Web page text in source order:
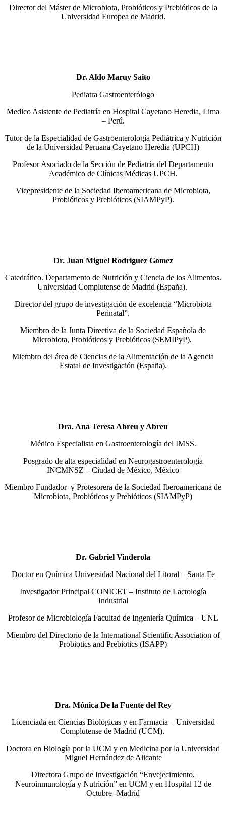
Director del Máster de Microbiota, Probióticos y Prebióticos de la
Universidad Europea de Madrid.
Dr. Aldo Maruy Saito
Pediatra Gastroenterólogo
Medico Asistente de Pediatría en Hospital Cayetano Heredia, Lima
– Perú.
Tutor de la Especialidad de Gastroenterología Pediátrica y Nutrición
de la Universidad Peruana Cayetano Heredia (UPCH)
Profesor Asociado de la Sección de Pediatría del Departamento
Académico de Clínicas Médicas UPCH.
Vicepresidente de la Sociedad Iberoamericana de Microbiota,
Probióticos y Prebióticos (SIAMPyP).
Dr. Juan Miguel Rodriguez Gomez
Catedrático. Departamento de Nutrición y Ciencia de los Alimentos.
Universidad Complutense de Madrid (España).
Director del grupo de investigación de excelencia “Microbiota
Perinatal”.
Miembro de la Junta Directiva de la Sociedad Española de
Microbiota, Probióticos y Prebióticos (SEMIPyP).
Miembro del área de Ciencias de la Alimentación de la Agencia
Estatal de Investigación (España).
Dra. Ana Teresa Abreu y Abreu
Médico Especialista en Gastroenterología del IMSS.
Posgrado de alta especialidad en Neurogastroenterología
INCMNSZ – Ciudad de México, México
Miembro Fundador y Protesorera de la Sociedad Iberoamericana de
Microbiota, Probióticos y Prebióticos (SIAMPyP)
Dr. Gabriel Vinderola
Doctor en Química Universidad Nacional del Litoral – Santa Fe
Investigador Principal CONICET – Instituto de Lactología
Industrial
Profesor de Microbiología Facultad de Ingeniería Química – UNL
Miembro del Directorio de la International Scientific Association of
Probiotics and Prebiotics (ISAPP)
Dra. Mónica De la Fuente del Rey
Licenciada en Ciencias Biológicas y en Farmacia – Universidad
Complutense de Madrid (UCM).
Doctora en Biología por la UCM y en Medicina por la Universidad
Miguel Hernández de Alicante
Directora Grupo de Investigación “Envejecimiento,
Neuroinmunología y Nutrición” en UCM y en Hospital 12 de
Octubre -Madrid